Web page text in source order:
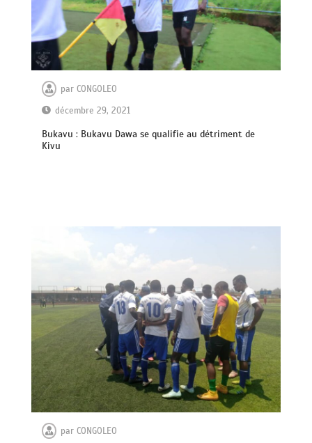
parCONGOLEO
décembre 29, 2021
Bukavu : Bukavu Dawa se qualifie au détriment de
Kivu
parCONGOLEO